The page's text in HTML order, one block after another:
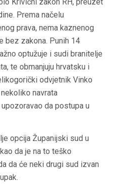
Prema načelu
prava, nema kaznenog
bez zakona. Punih 14
optužuje i sudi branitelje
te obmanjuju hrvatsku i
odvjetnik Vinko
navrata
da postupa u
opcija Županijski sud u
da je na to teško
da će neki drugi sud izvan